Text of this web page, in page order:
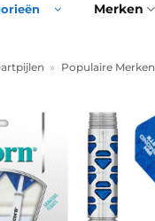
Merken
» Populaire Merken